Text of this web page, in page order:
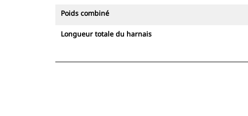
Poids combiné
Longueur totale du harnais